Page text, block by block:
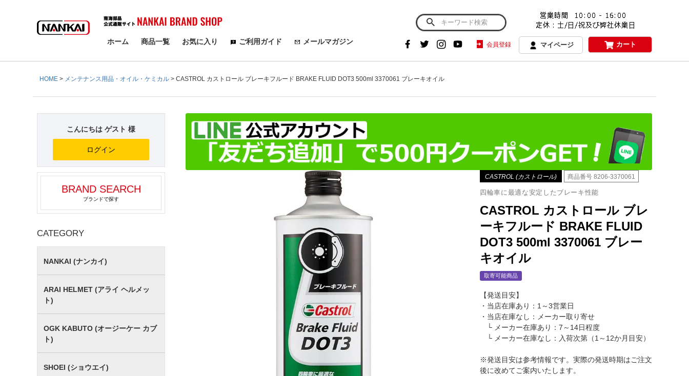
検索
ホーム 商品一覧 お気に入り ご利用ガイド メールマガジン 会員登録 マイページ カート
HOME メンテナンス用品・オイル・ケミカル CASTROL カストロール ブレーキフルード BRAKE FLUID DOT3 500ml 3370061 ブレーキオイル
こんにちは ゲスト 様
ログイン
BRAND SEARCH
ブランドで探す
CATEGORY
NANKAI (ナンカイ)
ARAI HELMET (アライ ヘルメッ
ト)
OGK KABUTO (オージーケー カブ
ト)
SHOEI (ショウエイ)
CASTROL (カストロール) 商品番号 8206-3370061
四輪車に最適な安定したブレーキ性能
CASTROL カストロール ブレ
ーキフルード BRAKE FLUID
DOT3 500ml 3370061 ブレー
キオイル
取寄可能商品
【発送目安】
・当店在庫あり：1～3営業日
・当店在庫なし：メーカー取り寄せ
└ メーカー在庫あり：7～14日程度
└ メーカー在庫なし：入荷次第（1～12か月目安）
※発送目安は参考情報です。実際の発送時期はご注文
後に改めてご案内いたします。